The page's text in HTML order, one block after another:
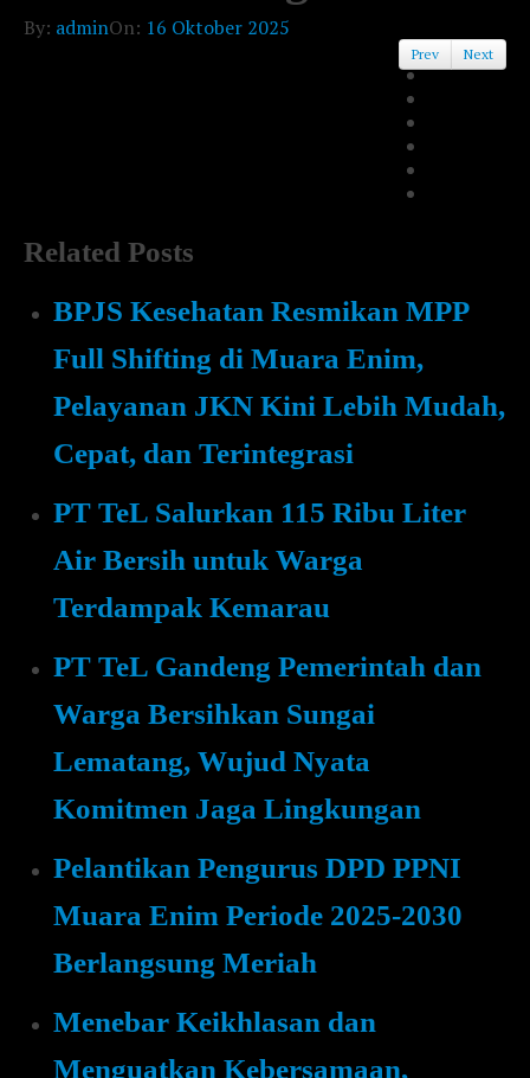
By: adminOn: 16 Oktober 2025
Prev Next
Related Posts
BPJS Kesehatan Resmikan MPP
Full Shifting di Muara Enim,
Pelayanan JKN Kini Lebih Mudah,
Cepat, dan Terintegrasi
PT TeL Salurkan 115 Ribu Liter
Air Bersih untuk Warga
Terdampak Kemarau
PT TeL Gandeng Pemerintah dan
Warga Bersihkan Sungai
Lematang, Wujud Nyata
Komitmen Jaga Lingkungan
Pelantikan Pengurus DPD PPNI
Muara Enim Periode 2025-2030
Berlangsung Meriah
Menebar Keikhlasan dan
Menguatkan Kebersamaan,